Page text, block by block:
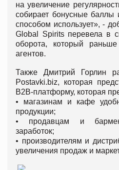
на увеличение
собирает бонусные баллы
способом использует», -
Global Spirits перевела в
оборота, который
агентов.
Также Дмитрий Горлин
Postavki.biz, которая
В2В-платформу, которая
• магазинам и кафе
продукции;
• продавцам и
заработок;
• производителям и
увеличения продаж и